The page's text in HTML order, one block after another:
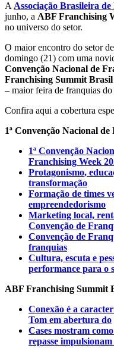
A Associação Brasileira
junho, a ABF Franchising
no universo do setor.
O maior encontro do setor
domingo (21) com uma
Convenção Nacional de
Franchising Summit Brasil
– maior feira de franquias
Confira aqui a cobertura
1ª Convenção Nacional
1ª Convenção
Franchising Week
Protagonismo,
transformação
Formação de times
empreendedorismo
Marketing local,
Convenção de
Convenção de
franquias
Cultura, escuta e
performance para o
ABF Franchising Summit
Conexão é a
Tom em abertura do
Cases mostram
repasse